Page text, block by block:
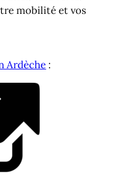
mobilité et vos
Ardèche :